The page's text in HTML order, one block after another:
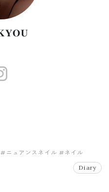
#ニュアンスネイル #ネイル
Diary